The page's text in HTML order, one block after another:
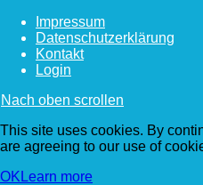
Impressum
Datenschutzerklärung
Kontakt
Login
Nach oben scrollen
This site uses cookies. By
are agreeing to our use of
OK Learn more